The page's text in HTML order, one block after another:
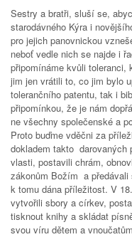
Sestry a bratři, sluší se,
starodávného Kýra i
pro jejich panovnickou
neboť vedle nich se najde i
připomínáme kvůli toleranci,
jim jen vrátili to, co jim bylo
tolerančního patentu, tak i
připomínkou, že je nám
ne všechny společenské a
Proto buďme vděčni za
dokladem takto
vlasti, postavili chrám,
zákonům Božím a
k tomu dána příležitost. V
vytvořili sbory a církev,
tisknout knihy a skládat
svou víru dětem a